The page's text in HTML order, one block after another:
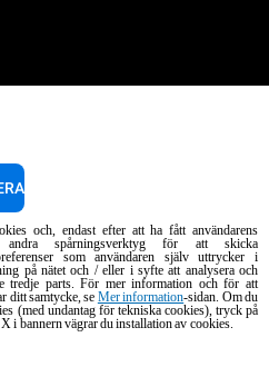
och, endast efter att ha fått användarens
andra spårningsverktyg för att skicka
som användaren själv uttrycker i
på nätet och / eller i syfte att analysera och
tredje parts. För mer information och för att
ditt samtycke, se Mer information-sidan. Om du
(med undantag för tekniska cookies), tryck på
i bannern vägrar du installation av cookies.